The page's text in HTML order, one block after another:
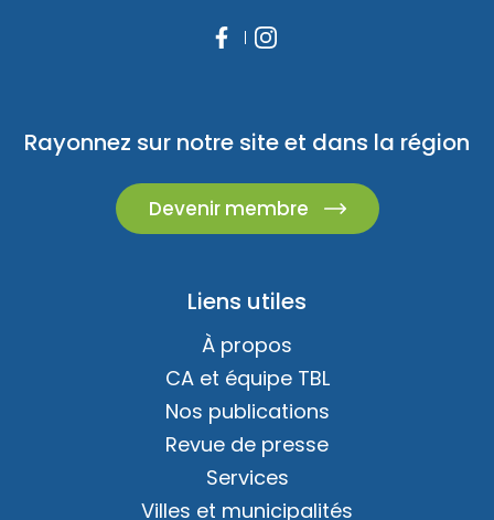
Rayonnez sur notre site et dans la région
Devenir membre
Liens utiles
À propos
CA et équipe TBL
Nos publications
Revue de presse
Services
Villes et municipalités